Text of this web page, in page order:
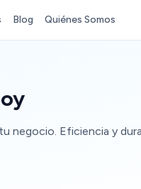
Blog Quiénes Somos
negocio. Eficiencia y